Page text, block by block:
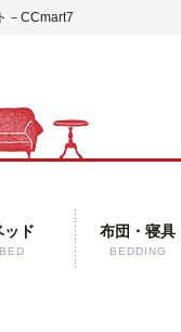
－CCmart7
ッド
BED
布団・寝具
BEDDING